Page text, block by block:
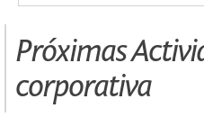
Próximas
corporativa